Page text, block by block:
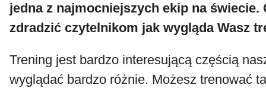
jedna z najmocniejszych ekip na świecie.
zdradzić czytelnikom jak wygląda Wasz
Trening jest bardzo interesującą częścią
wyglądać bardzo różnie. Możesz trenować